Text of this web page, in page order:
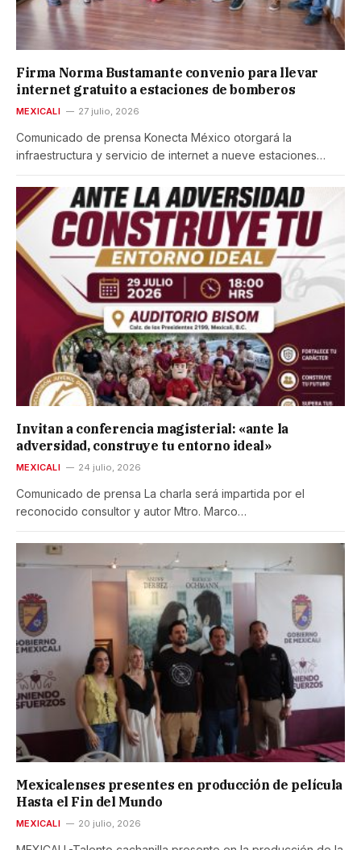
Firma Norma Bustamante convenio para llevar
internet gratuito a estaciones de bomberos
MEXICALI 27 julio, 2026
Comunicado de prensa Konecta México otorgará la
infraestructura y servicio de internet a nueve estaciones…
Invitan a conferencia magisterial: «ante la
adversidad, construye tu entorno ideal»
MEXICALI 24 julio, 2026
Comunicado de prensa La charla será impartida por el
reconocido consultor y autor Mtro. Marco…
Mexicalenses presentes en producción de película
Hasta el Fin del Mundo
MEXICALI 20 julio, 2026